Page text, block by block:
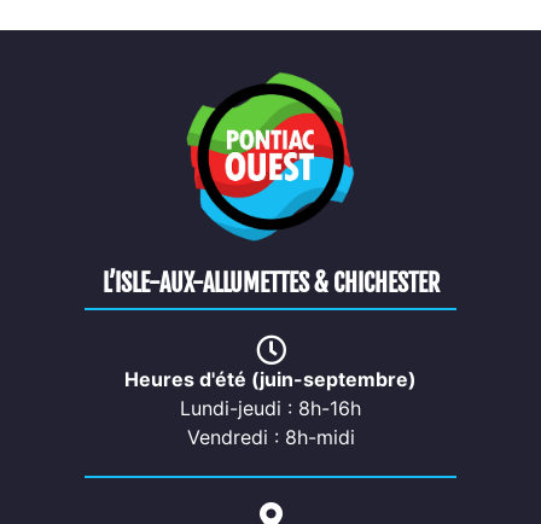
L’ISLE-AUX-ALLUMETTES & CHICHESTER
Heures d'été (juin-septembre)
Lundi-jeudi : 8h-16h
Vendredi : 8h-midi